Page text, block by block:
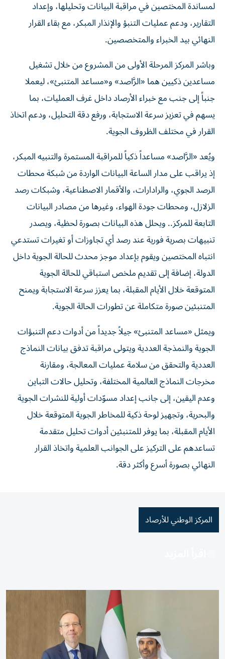
لمساندة المختصين في مراقبة البيانات وتحليلها، وإعداد
التقارير، ودعم عمليات التنبؤ والإنذار المبكر، مع بقاء القرار
النهائي بيد الخبراء والمتخصصين.
وباشر المركز المرحلة الأولى من المشروع من خلال تشغيل
مساعدين ذكيين هما «الرَّاصد» و«مساعد المتنبئ»، ليعملا
جنباً إلى جنب مع خبراء الأرصاد داخل غرف العمليات، بما
يسهم في تعزيز سرعة الاستجابة، ورفع دقة التحليل، ودعم اتخاذ
القرار في مختلف الظروف الجوية.
ويُعد «الرَّاصد» مساعداً ذكياً للمراقبة المستمرة والتنبيه المبكر،
إذ يراقب على مدار الساعة البيانات الواردة من شبكة محطات
الرصد الجوي، والرادارات، والأقمار الاصطناعية، وشبكات رصد
الزلازل، ومحطات جودة الهواء، وغيرها من مصادر البيانات
التابعة للمركز.. ويحلل هذه البيانات بصورة لحظية، ويصدر
تنبيهات بصرية فورية عند رصد أي تجاوزات أو تغيرات تستدعي
انتباه المختصين ويقوم بإعداد موجز محدث للحالة الجوية داخل
الدولة، إضافة إلى تقديم ملخص استباقي للحالة الجوية
المتوقعة خلال الأيام المقبلة، بما يعزز سرعة الاستجابة ويمنح
المتنبئين صورة متكاملة عن تطورات الحالة الجوية.
ويمثل «مساعد المتنبئ» جيلاً جديداً من أدوات دعم التنبؤات
الجوية والنمذجة العددية ويتولى مراقبة تدفق بيانات النماذج
العددية والتحقق من سلامة عمليات المعالجة، ومقارنة
مخرجات النماذج العالمية المختلفة، وتحليل حالات التباين
وعدم اليقين، إلى جانب إعداد مسوّدات أولية للنشرات الجوية
والبحرية، وتجهيز لوحة ذكية للمخاطر الجوية المتوقعة خلال
الأيام المقبلة، بما يوفر للمتنبئين أدوات تحليل متقدمة
تساعدهم على التركيز على الجوانب العلمية واتخاذ القرار
النهائي بصورة أسرع وأكثر دقة.
المركز الوطني للأرصاد